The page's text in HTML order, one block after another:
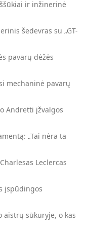
ir inžinerinė
šedevras su „GT-
pavarų dėžės
mechaninė pavarų
Andretti įžvalgos
„Tai nėra ta
Leclercas
įspūdingos
aistrų sūkuryje, o kas